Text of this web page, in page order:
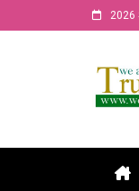
to
2026